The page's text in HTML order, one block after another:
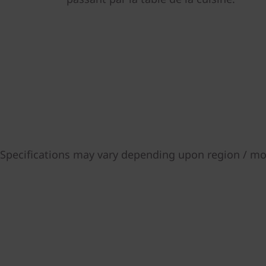
Specifications may vary depending upon region /